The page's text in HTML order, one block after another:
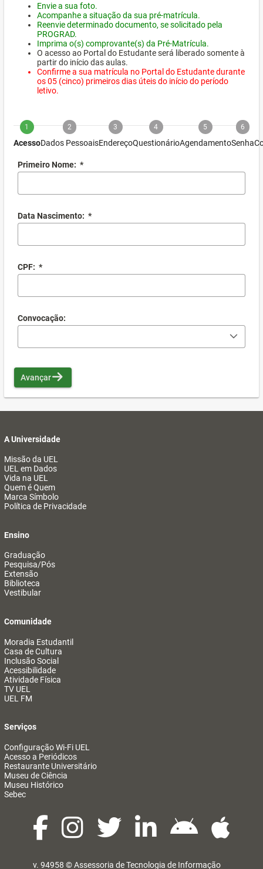
Envie a sua foto.
Acompanhe a situação da sua pré-matrícula.
Reenvie determinado documento, se solicitado pela
PROGRAD.
Imprima o(s) comprovante(s) da Pré-Matrícula.
O acesso ao Portal do Estudante será liberado somente à
partir do início das aulas.
Confirme a sua matrícula no Portal do Estudante durante
os 05 (cinco) primeiros dias úteis do início do período
letivo.
1
Acesso
2
Dados Pessoais
3
Endereço
4
Questionário
5
Agendamento
6
Senha
Primeiro Nome: *
Data Nascimento: *
CPF: *
Convocação:
Avançar
A Universidade
Missão da UEL
UEL em Dados
Vida na UEL
Quem é Quem
Marca Símbolo
Política de Privacidade
Ensino
Graduação
Pesquisa/Pós
Extensão
Biblioteca
Vestibular
Comunidade
Moradia Estudantil
Casa de Cultura
Inclusão Social
Acessibilidade
Atividade Física
TV UEL
UEL FM
Serviços
Configuração Wi-Fi UEL
Acesso a Periódicos
Restaurante Universitário
Museu de Ciência
Museu Histórico
Sebec
v. 94958 ©Assessoria de Tecnologia de Informação